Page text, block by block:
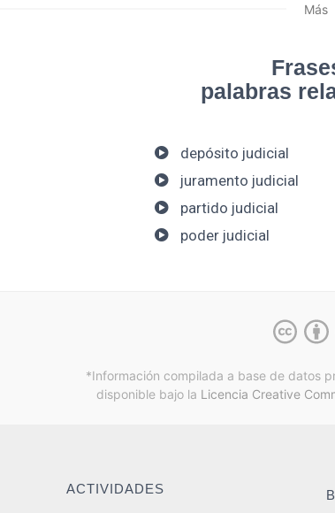
Más
palabras
depósito judicial
juramento judicial
partido judicial
poder judicial
*Información compilada a base de datos
disponible bajo la Licencia Creative
ACTIVIDADES